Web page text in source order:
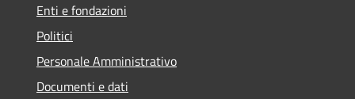
Enti e fondazioni
Politici
Personale Amministrativo
Documenti e dati